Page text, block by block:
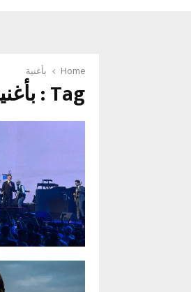
Home بأغنية
Tag : بأغنية